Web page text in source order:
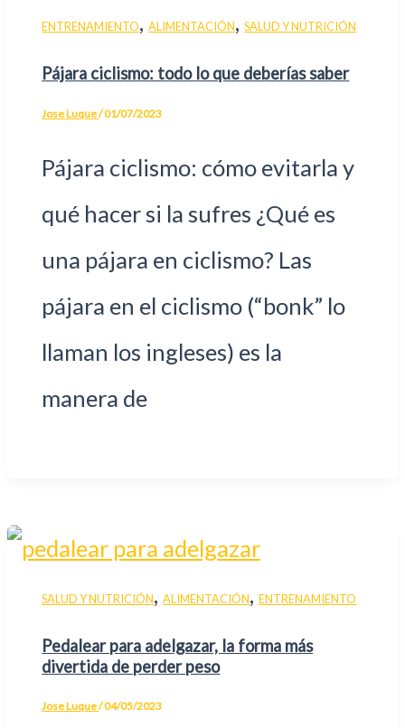
ENTRENAMIENTO,ALIMENTACIÓN,SALUD Y NUTRICIÓN
Pájara ciclismo: todo lo que deberías saber
Jose Luque/01/07/2023
Pájara ciclismo: cómo evitarla y
qué hacer si la sufres ¿Qué es
una pájara en ciclismo? Las
pájara en el ciclismo (“bonk” lo
llaman los ingleses) es la
manera de
SALUD Y NUTRICIÓN, ALIMENTACIÓN,ENTRENAMIENTO
Pedalear para adelgazar, la forma más
divertida de perder peso
Jose Luque/04/05/2023